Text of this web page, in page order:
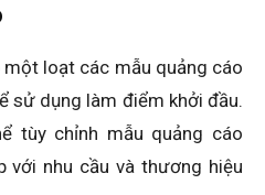
một loạt các mẫu quảng cáo
sử dụng làm điểm khởi đầu.
tùy chỉnh mẫu quảng cáo
với nhu cầu và thương hiệu